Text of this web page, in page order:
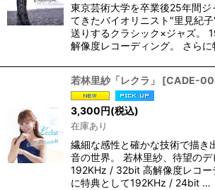
東京芸術大学を卒業後25年間ジ
てきたバイオリニスト"里見紀
送りするクラシック×ジャズ。
解像度レコーディング。 さら
若林里紗「レクラ」 [CADE-
3,300円(税込)
在庫あり
繊細な感性と確かな技術で描き
音の世界。 若林里紗、待望の
192KHz / 32bit 高解像度レコー
に特典として192KHz / 24bit …